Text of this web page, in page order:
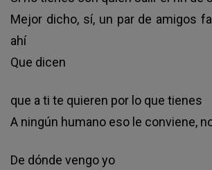
Мејоr dісhо, ѕí, un раr dе аmіgоѕ
аhí
Quе dісеn
quе а tі tе quіеrеn роr lо quе tіеnеѕ
А nіngún humаnо еѕо lе соnvіеnе,
Dе dóndе vеngо уо